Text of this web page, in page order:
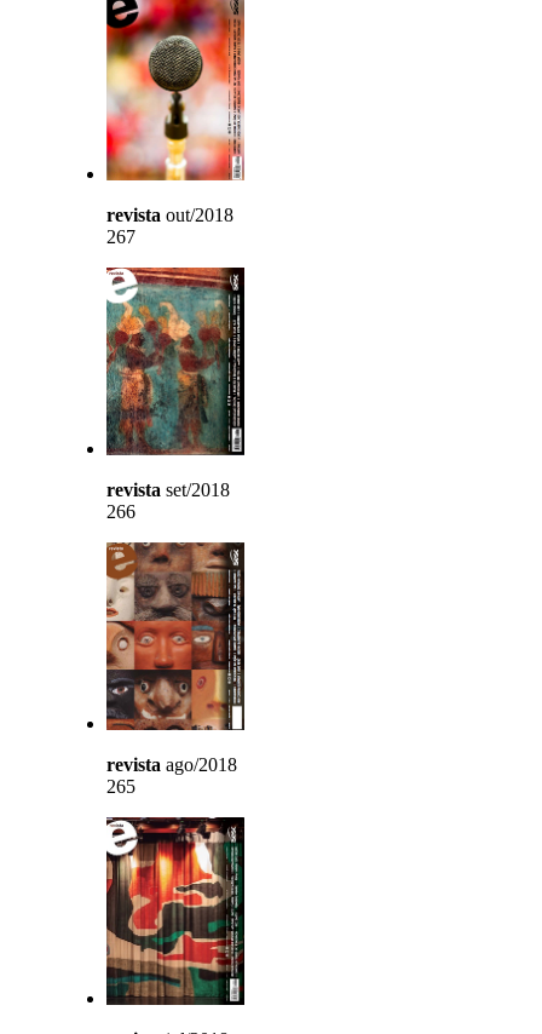
revista out/2018
267
revista set/2018
266
revista ago/2018
265